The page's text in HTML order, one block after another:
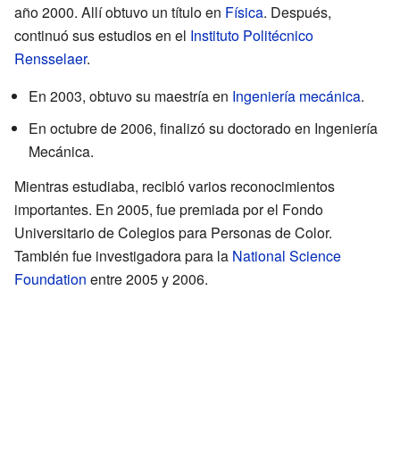
año 2000. Allí obtuvo un título en Física. Después,
continuó sus estudios en el Instituto Politécnico
Rensselaer.
En 2003, obtuvo su maestría en Ingeniería mecánica.
En octubre de 2006, finalizó su doctorado en Ingeniería
Mecánica.
Mientras estudiaba, recibió varios reconocimientos
importantes. En 2005, fue premiada por el Fondo
Universitario de Colegios para Personas de Color.
También fue investigadora para la National Science
Foundation entre 2005 y 2006.